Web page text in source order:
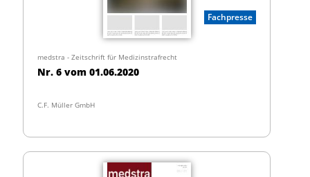
Fachpresse
medstra - Zeitschrift für Medizinstrafrecht
Nr. 6 vom 01.06.2020
C.F. Müller GmbH